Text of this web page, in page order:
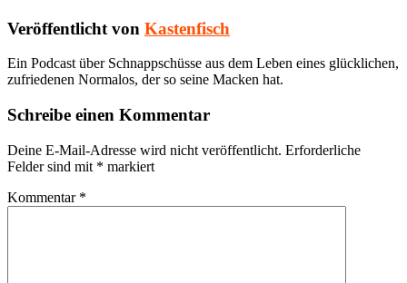
Veröffentlicht von Kastenfisch
Ein Podcast über Schnappschüsse aus dem Leben eines glücklichen,
zufriedenen Normalos, der so seine Macken hat.
Schreibe einen Kommentar
Deine E-Mail-Adresse wird nicht veröffentlicht. Erforderliche
Felder sind mit * markiert
Kommentar *